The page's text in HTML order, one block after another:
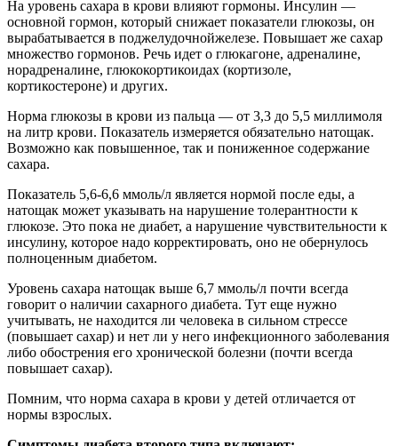
На уровень сахара в крови влияют гормоны. Инсулин —
основной гормон, который снижает показатели глюкозы, он
вырабатывается в поджелудочнойжелезе. Повышает же сахар
множество гормонов. Речь идет о глюкагоне, адреналине,
норадреналине, глюкокортикоидах (кортизоле,
кортикостероне) и других.
Норма глюкозы в крови из пальца — от 3,3 до 5,5 миллимоля
на литр крови. Показатель измеряется обязательно натощак.
Возможно как повышенное, так и пониженное содержание
сахара.
Показатель 5,6-6,6 ммоль/л является нормой после еды, а
натощак может указывать на нарушение толерантности к
глюкозе. Это пока не диабет, а нарушение чувствительности к
инсулину, которое надо корректировать, оно не обернулось
полноценным диабетом.
Уровень сахара натощак выше 6,7 ммоль/л почти всегда
говорит о наличии сахарного диабета. Тут еще нужно
учитывать, не находится ли человека в сильном стрессе
(повышает сахар) и нет ли у него инфекционного заболевания
либо обострения его хронической болезни (почти всегда
повышает сахар).
Помним, что норма сахара в крови у детей отличается от
нормы взрослых.